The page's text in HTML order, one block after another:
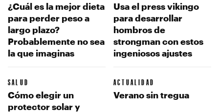
¿Cuál es la mejor dieta
para perder peso a
largo plazo?
Probablemente no sea
la que imaginas
Usa el press vikingo
para desarrollar
hombros de
strongman con estos
ingeniosos ajustes
SALUD
Cómo elegir un
protector solar y
ACTUALIDAD
Verano sin tregua